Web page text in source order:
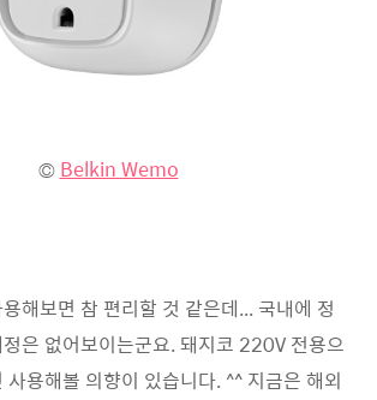
© Belkin Wemo
해보면 참 편리할 것 같은데... 국내에 정
은 없어보이는군요. 돼지코 220V 전용으
용해볼 의향이 있습니다. ^^ 지금은 해외